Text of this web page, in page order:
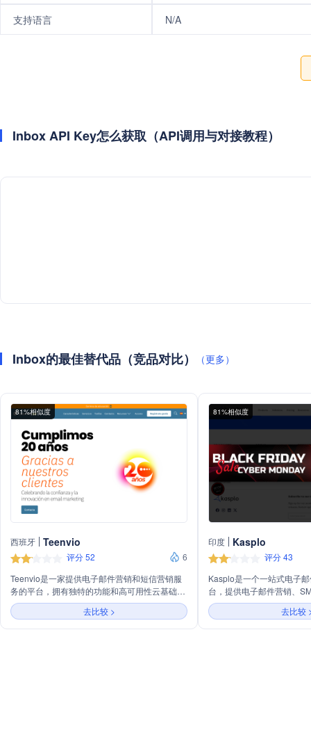
支持语言 N/A
Inbox API Key怎么获取（API调用与对接教程）
Inbox的最佳替代品（竞品对比） （更多）
81%相似度
西班牙 Teenvio
评分 52
6
Teenvio是一家提供电子邮件营销和短信营销服
务的平台，拥有独特的功能和高可用性云基础设
施。公司总部位于西班牙马德里，提供个性化服
务和集成解决方案，满足不同行业需求，包括机
构、企业、开发者和生活方式领域。
去比较 >
81%相似度
印度 Kasplo
评分 43
Kasplo是一个一站式电子
台，提供电子邮件营销、
及客户评价和奖励机制。
力、自动化、高容量发送
模板和批量电子邮件验证
去比较